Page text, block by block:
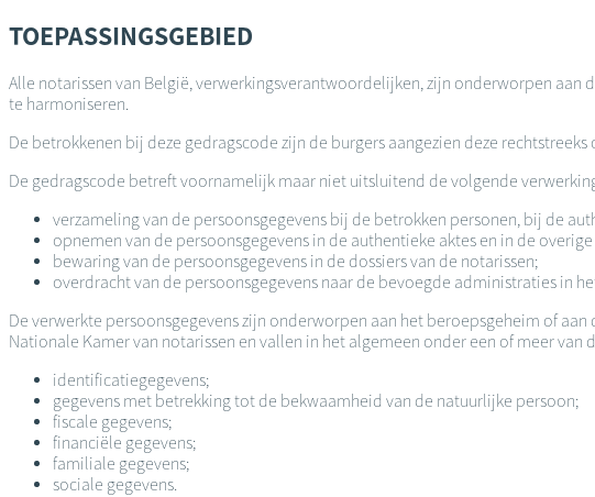
TOEPASSINGSGEBIED
Alle notarissen van België, verwerkingsverantwoordelijken, zijn onderworpen
te harmoniseren.
De betrokkenen bij deze gedragscode zijn de burgers aangezien deze
De gedragscode betreft voornamelijk maar niet uitsluitend de volgende
verzameling van de persoonsgegevens bij de betrokken personen, bij de
opnemen van de persoonsgegevens in de authentieke aktes en in de
bewaring van de persoonsgegevens in de dossiers van de notarissen;
overdracht van de persoonsgegevens naar de bevoegde administraties in
De verwerkte persoonsgegevens zijn onderworpen aan het beroepsgeheim of
Nationale Kamer van notarissen en vallen in het algemeen onder een of meer van
identificatiegegevens;
gegevens met betrekking tot de bekwaamheid van de natuurlijke persoon;
fiscale gegevens;
financiële gegevens;
familiale gegevens;
sociale gegevens.